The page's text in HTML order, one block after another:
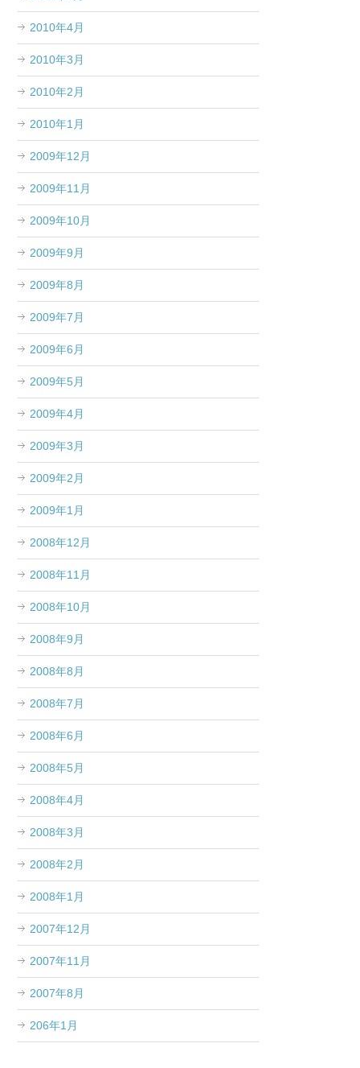
2010年4月
2010年3月
2010年2月
2010年1月
2009年12月
2009年11月
2009年10月
2009年9月
2009年8月
2009年7月
2009年6月
2009年5月
2009年4月
2009年3月
2009年2月
2009年1月
2008年12月
2008年11月
2008年10月
2008年9月
2008年8月
2008年7月
2008年6月
2008年5月
2008年4月
2008年3月
2008年2月
2008年1月
2007年12月
2007年11月
2007年8月
206年1月